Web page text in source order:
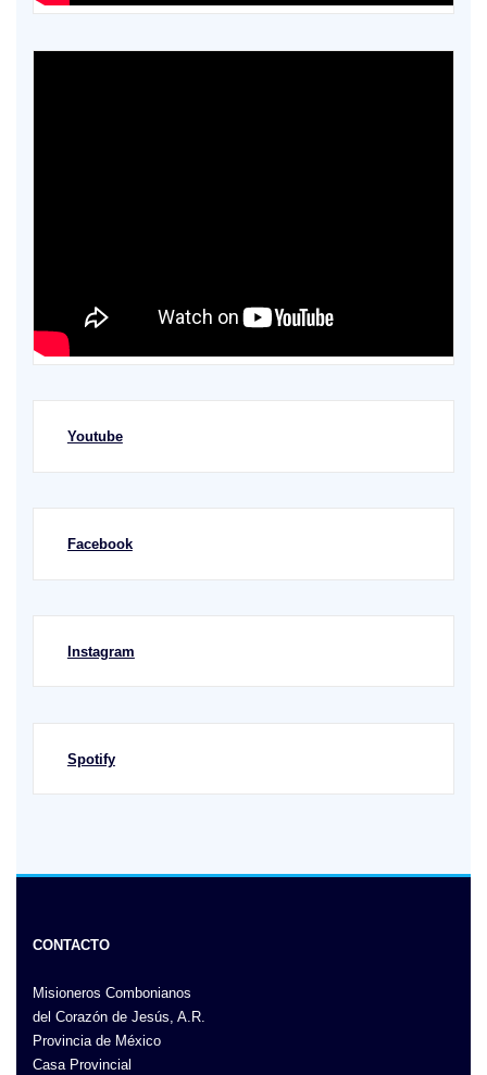
Youtube
Facebook
Instagram
Spotify
CONTACTO
Misioneros Combonianos
del Corazón de Jesús, A.R.
Provincia de México
Casa Provincial